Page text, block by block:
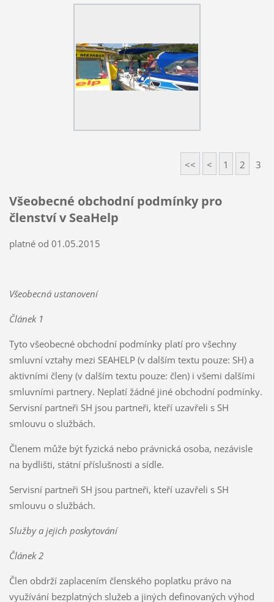
<< < 1 2 3
Všeobecné obchodní podmínky pro
členství v SeaHelp
platné od 01.05.2015
Všeobecná ustanovení
Článek 1
Tyto všeobecné obchodní podmínky platí pro všechny
smluvní vztahy mezi SEAHELP (v dalším textu pouze: SH) a
aktivními členy (v dalším textu pouze: člen) i všemi dalšími
smluvními partnery. Neplatí žádné jiné obchodní podmínky.
Servisní partneři SH jsou partneři, kteří uzavřeli s SH
smlouvu o službách.
Členem může být fyzická nebo právnická osoba, nezávisle
na bydlišti, státní příslušnosti a sídle.
Servisní partneři SH jsou partneři, kteří uzavřeli s SH
smlouvu o službách.
Služby a jejich poskytování
Článek 2
Člen obdrží zaplacením členského poplatku právo na
využívání bezplatných služeb a jiných definovaných výhod